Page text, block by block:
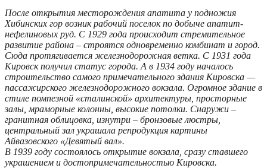
После открытия месторождения апатита у подножия
Хибинских гор возник рабочий поселок по добыче апатит-
нефелиновых руд. С 1929 года происходит стремительное
развитие района – строятся одновременно комбинат и город.
Сюда протягивается железнодорожная ветка. С 1931 года
Кировск получил статус города. А в 1934 году началось
строительство самого примечательного здания Кировска —
пассажирского железнодорожного вокзала. Огромное здание в
стиле помпезной «сталинской» архитектуры, просторные
залы, мраморные колонны, высокие потолки. Снаружи –
гранитная облицовка, изнутри – бронзовые люстры,
центральный зал украшала репродукция картины
Айвазовского «Девятый вал».
В 1939 году состоялось открытие вокзала, сразу ставшего
украшением и достопримечательностью Кировска.